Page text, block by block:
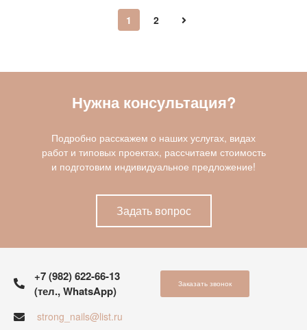
1 2
Нужна консультация?
Подробно расскажем о наших услугах, видах
работ и типовых проектах, рассчитаем стоимость
и подготовим индивидуальное предложение!
Задать вопрос
+7 (982) 622-66-13
(тел., WhatsApp)
Заказать звонок
strong_nails@list.ru